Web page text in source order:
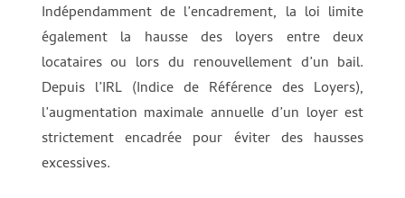
Indépendamment de l’encadrement, la loi limite
également la hausse des loyers entre deux
locataires ou lors du renouvellement d’un bail.
Depuis l’IRL (Indice de Référence des Loyers),
l’augmentation maximale annuelle d’un loyer est
strictement encadrée pour éviter des hausses
excessives.